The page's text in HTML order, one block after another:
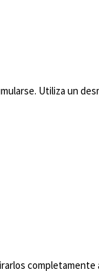
Utiliza un
completamente